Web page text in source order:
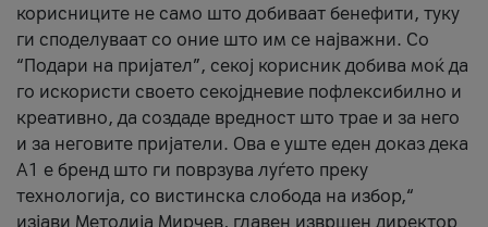
корисниците не само што добиваат бенефити, туку
ги споделуваат со оние што им се најважни. Со
“Подари на пријател”, секој корисник добива моќ да
го искористи своето секојдневие пофлексибилно и
креативно, да создаде вредност што трае и за него
и за неговите пријатели. Ова е уште еден доказ дека
А1 е бренд што ги поврзува луѓето преку
технологија, со вистинска слобода на избор,“
изјави Методија Мирчев, главен извршен директор